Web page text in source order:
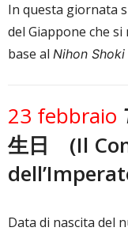
In questa giornata
del Giappone che
base al Nihon Shoki
23 febbraio
生日 (Il
Data di nascita del